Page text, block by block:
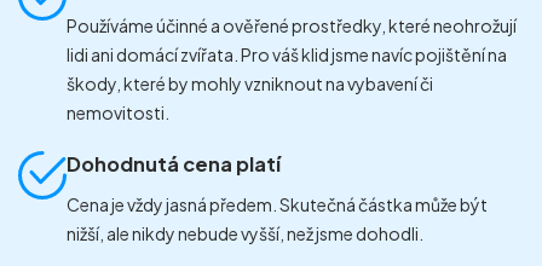
Používáme účinné a ověřené prostředky, které neohrožují
lidi ani domácí zvířata. Pro váš klid jsme navíc pojištění na
škody, které by mohly vzniknout na vybavení či
nemovitosti.
Dohodnutá cena platí
Cena je vždy jasná předem. Skutečná částka může být
nižší, ale nikdy nebude vyšší, než jsme dohodli.